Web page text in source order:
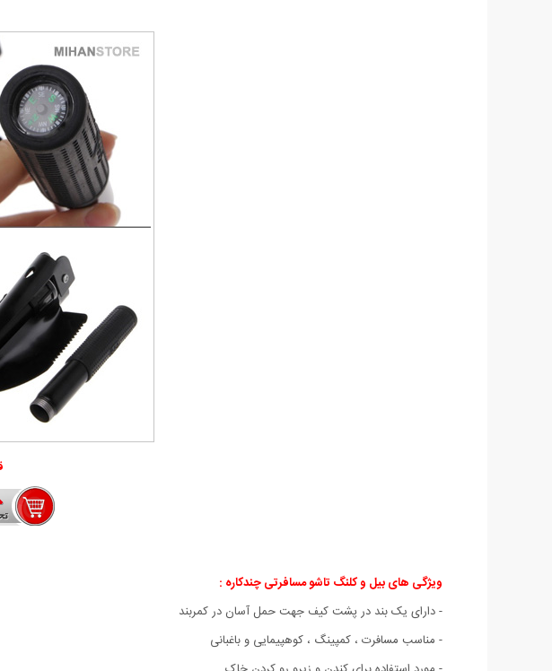
ویژگی های بیل و کلنگ تاشو مسافرتی چندکاره :
- دارای یک بند در پشت کیف جهت حمل آسان در کمربند
- مناسب مسافرت ، کمپینگ ، کوهپیمایی و باغبانی